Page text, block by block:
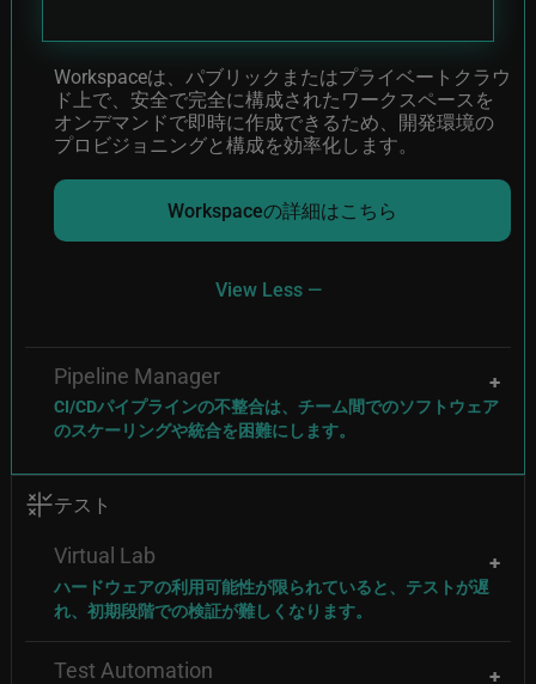
Workspaceは、パブリックまたはプライベートクラウ
ド上で、安全で完全に構成されたワークスペースを
オンデマンドで即時に作成できるため、開発環境の
プロビジョニングと構成を効率化します。
Workspaceの詳細はこちら
View Less —
Pipeline Manager
CI/CDパイプラインの不整合は、チーム間でのソフトウェア
のスケーリングや統合を困難にします。
Imageテスト
Virtual Lab
ハードウェアの利用可能性が限られていると、テストが遅
れ、初期段階での検証が難しくなります。
Test Automation